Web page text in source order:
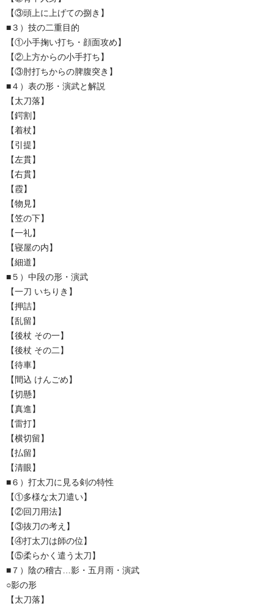
【③頭上に上げての捌き】
■３）技の二重目的
【①小手掬い打ち・顔面攻め】
【②上方からの小手打ち】
【③肘打ちからの脾腹突き】
■４）表の形・演武と解説
【太刀落】
【鍔割】
【着杖】
【引提】
【左貫】
【右貫】
【霞】
【物見】
【笠の下】
【一礼】
【寝屋の内】
【細道】
■５）中段の形・演武
【一刀 いちりき】
【押詰】
【乱留】
【後杖 その一】
【後杖 その二】
【待車】
【間込 けんごめ】
【切懸】
【真進】
【雷打】
【横切留】
【払留】
【清眼】
■６）打太刀に見る剣の特性
【①多様な太刀遣い】
【②回刀用法】
【③抜刀の考え】
【④打太刀は師の位】
【⑤柔らかく遣う太刀】
■７）陰の稽古…影・五月雨・演武
○影の形
【太刀落】